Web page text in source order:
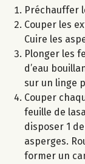
Préchauffer
Couper les
Cuire les
Plonger les
d’eau
sur un linge
Couper
feuille de
disposer 1
asperges.
former un